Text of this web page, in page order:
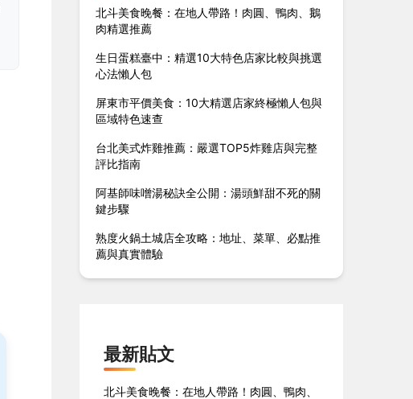
北斗美食晚餐：在地人帶路！肉圓、鴨肉、鵝
肉精選推薦
生日蛋糕臺中：精選10大特色店家比較與挑選
心法懶人包
屏東市平價美食：10大精選店家終極懶人包與
區域特色速查
台北美式炸雞推薦：嚴選TOP5炸雞店與完整
評比指南
阿基師味噌湯秘訣全公開：湯頭鮮甜不死的關
鍵步驟
熟度火鍋土城店全攻略：地址、菜單、必點推
薦與真實體驗
最新貼文
北斗美食晚餐：在地人帶路！肉圓、鴨肉、